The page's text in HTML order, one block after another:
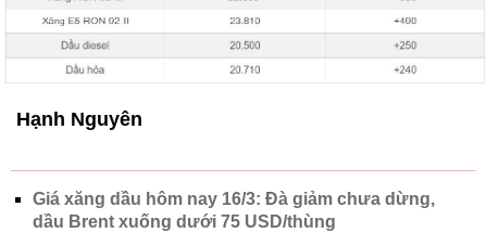
Hạnh Nguyên
Giá xăng dầu hôm nay 16/3: Đà giảm chưa dừng,
dầu Brent xuống dưới 75 USD/thùng